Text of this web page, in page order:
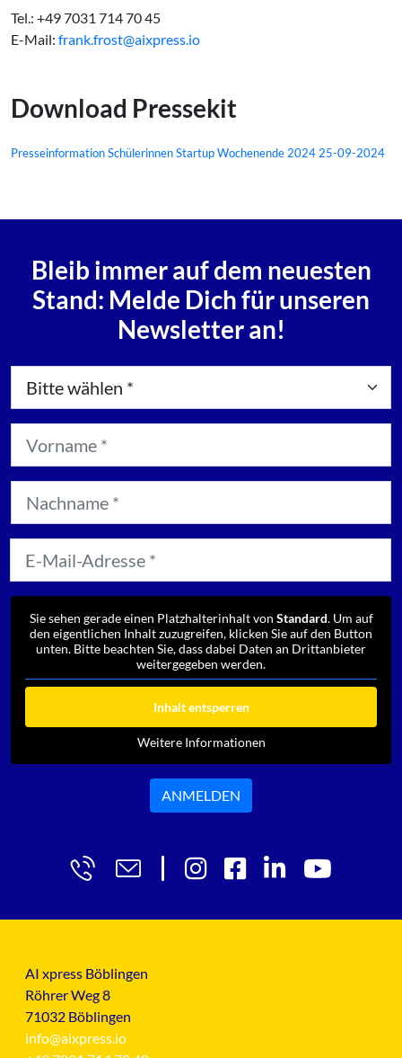
Tel.: +49 7031 714 70 45
E-Mail: frank.frost@aixpress.io
Download Pressekit
Presseinformation Schülerinnen Startup Wochenende 2024 25-09-2024
Bleib immer auf dem neuesten
Stand: Melde Dich für unseren
Newsletter an!
Sie sehen gerade einen Platzhalterinhalt von Standard. Um auf
den eigentlichen Inhalt zuzugreifen, klicken Sie auf den Button
unten. Bitte beachten Sie, dass dabei Daten an Drittanbieter
weitergegeben werden.
Inhalt entsperren
Weitere Informationen
ANMELDEN
AI xpress Böblingen
Röhrer Weg 8
71032 Böblingen
info@aixpress.io